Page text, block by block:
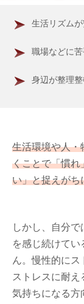
生活リズム
職場などに
身辺が整理
生活環境や人・
くことで「慣れ
い」と捉えがち
しかし、自分
を感じ続けて
ん。慢性的に
ストレスに耐
気持ちになる方